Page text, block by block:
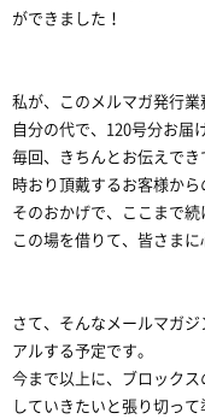
ができました！
私が、このメルマガ発行業
自分の代で、120号分お届
毎回、きちんとお伝えでき
時おり頂戴するお客様から
そのおかげで、ここまで続
この場を借りて、皆さまに
さて、そんなメールマガ
アルする予定です。
今まで以上に、ブロック
していきたいと張り切っ